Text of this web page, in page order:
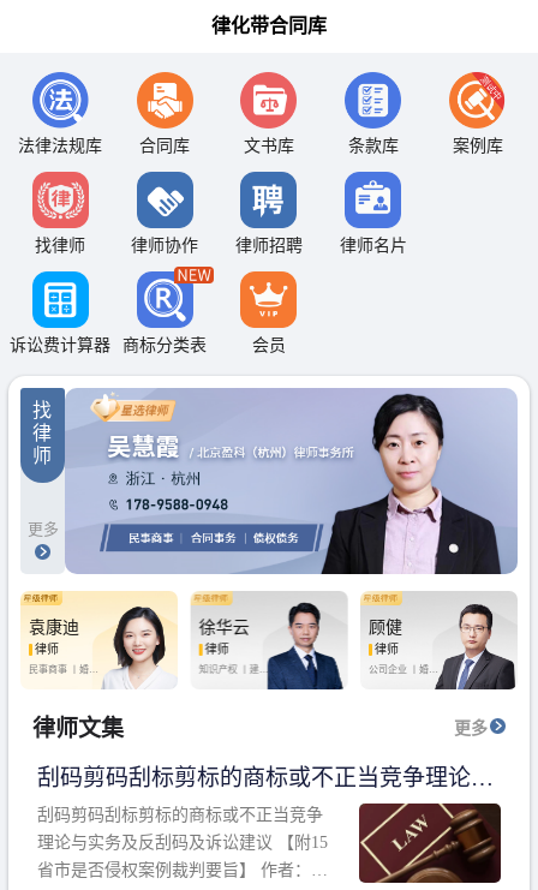
律化带合同库
法律法规库 合同库 文书库 条款库 案例库
找律师 律师协作 律师招聘 律师名片
诉讼费计算器 商标分类表 会员
找
律
师
更多
袁康迪
律师
民事商事 丨 婚姻
徐华云
律师
知识产权 丨 建设
顾健
律师
公司企业 丨婚姻
房产纠纷
律师文集 更多
刮码剪码刮标剪标的商标或不正当竞争理论与
实务及反刮码及诉讼建议 【附15省市是否侵权
案例裁判要旨】
刮码剪码刮标剪标的商标或不正当竞争
理论与实务及反刮码及诉讼建议 【附15
省市是否侵权案例裁判要旨】 作者：浙